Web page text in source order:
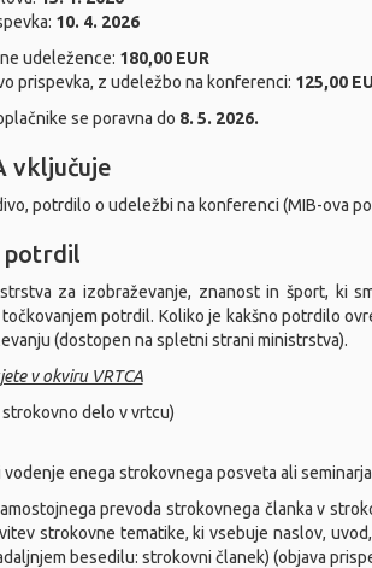
10. 4. 2026
udeležence: 180,00 EUR
prispevka, z udeležbo na konferenci: 125,00
se poravna do 8. 5. 2026.
vključuje
potrdilo o udeležbi na konferenci (MIB-ova
potrdil
za izobraževanje, znanost in šport, ki
potrdil. Koliko je kakšno potrdilo
(dostopen na spletni strani ministrstva).
v okviru VRTCA
delo v vrtcu)
vodenje enega strokovnega posveta ali
prevoda strokovnega članka v
strokovne tematike, ki vsebuje naslov,
besedilu: strokovni članek) (objava